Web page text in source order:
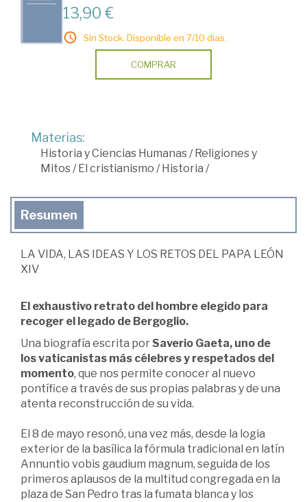
13,90 €
Sin Stock. Disponible en 7/10 días.
COMPRAR
Materias:
Historia y Ciencias Humanas/ Religiones y
Mitos/ El cristianismo / Historia /
Resumen
LA VIDA, LAS IDEAS Y LOS RETOS DEL PAPA LEÓN
XIV
El exhaustivo retrato del hombre elegido para
recoger el legado de Bergoglio.
Una biografía escrita porSaverio Gaeta, uno de
los vaticanistas más célebres y respetados del
momento, que nos permite conocer al nuevo
pontífice a través de sus propias palabras y de una
atenta reconstrucción de su vida.
El 8 de mayo resonó, una vez más, desde la logia
exterior de la basílica la fórmula tradicional en latín
Annuntio vobis gaudium magnum, seguida de los
primeros aplausos de la multitud congregada en la
plaza de San Pedro tras la fumata blanca y los